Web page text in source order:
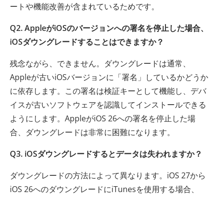
ートや機能改善が含まれているためです。
Q2. AppleがiOSのバージョンへの署名を停止した場合、
iOSダウングレードすることはできますか？
残念ながら、できません。ダウングレードは通常、
Appleが古いiOSバージョンに「署名」しているかどうか
に依存します。この署名は検証キーとして機能し、デバ
イスが古いソフトウェアを認識してインストールできる
ようにします。AppleがiOS 26への署名を停止した場
合、ダウングレードは非常に困難になります。
Q3. iOSダウングレードするとデータは失われますか？
ダウングレードの方法によって異なります。iOS 27から
iOS 26へのダウングレードにiTunesを使用する場合、